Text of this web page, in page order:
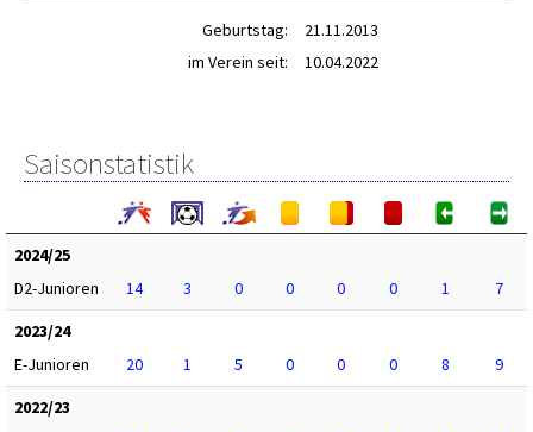
Geburtstag:
21.11.2013
im Verein seit:
10.04.2022
Saisonstatistik
2024/25
D2-Junioren
14 3 0 0 0 0 1
7
2023/24
E-Junioren
20 1 5 0 0 0 8
9
2022/23